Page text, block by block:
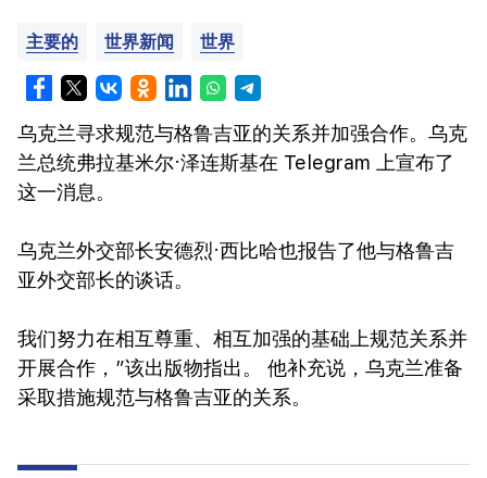
主要的 世界新闻 世界
乌克兰寻求规范与格鲁吉亚的关系并加强合作。乌克
兰总统弗拉基米尔·泽连斯基在 Telegram 上宣布了
这一消息。
乌克兰外交部长安德烈·西比哈也报告了他与格鲁吉
亚外交部长的谈话。
我们努力在相互尊重、相互加强的基础上规范关系并
开展合作，”该出版物指出。 他补充说，乌克兰准备
采取措施规范与格鲁吉亚的关系。